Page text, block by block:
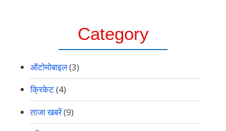
Category
ऑटोमोबाइल(3)
क्रिकेट(4)
ताजा खबरें(9)